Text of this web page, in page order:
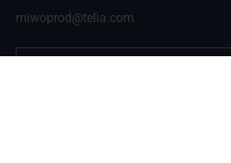
miwoprod@telia.com